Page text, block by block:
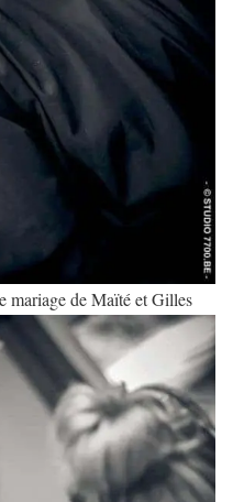
mariage de Maïté et Gilles